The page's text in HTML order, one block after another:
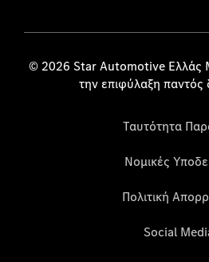
© 2026 Star Automotive
την επιφύλαξη παντός
Ταυτότητα
Νομικές
Πολιτική
Social